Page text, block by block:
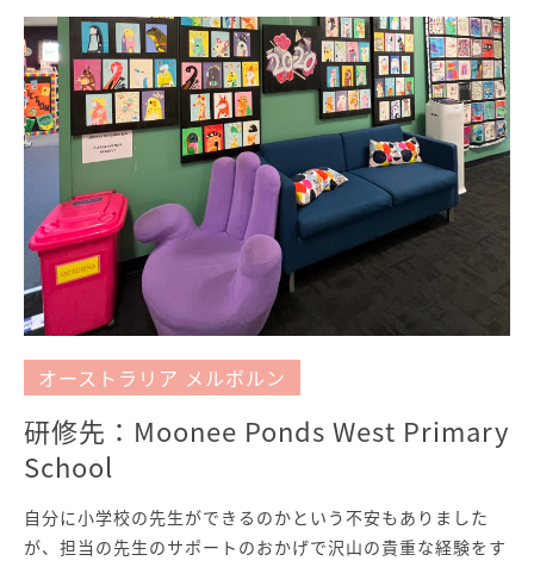
研修先：Moonee Ponds West Primary
School
オーストラリア メルボルン
自分に小学校の先生ができるのかという不安もありました
が、担当の先生のサポートのおかげで沢山の貴重な経験をす